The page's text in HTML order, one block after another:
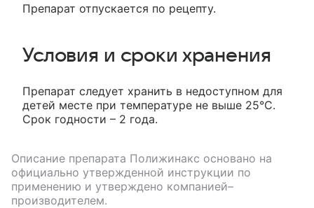
Препарат отпускается по рецепту.
Условия и сроки хранения
Препарат следует хранить в недоступном для
детей месте при температуре не выше 25°С.
Срок годности – 2 года.
Описание препарата Полижинакс основано на
официально утвержденной инструкции по
применению и утверждено компанией–
производителем.